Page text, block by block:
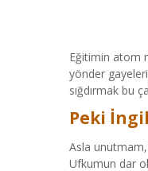
Eğitimin atom
yönder
sığdırmak bu
Peki
Asla
Ufkumun dar